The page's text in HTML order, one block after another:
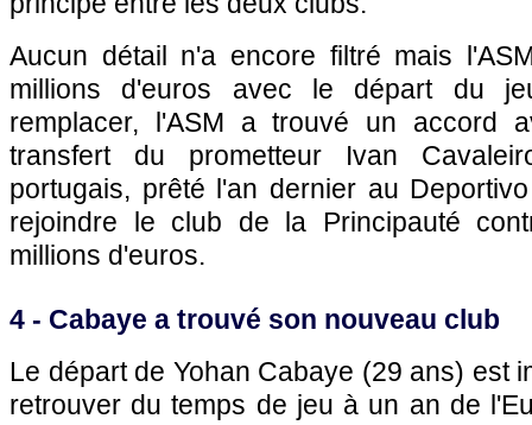
Aucun détail n'a encore filtré mais
millions d'euros avec le départ du
remplacer, l'ASM a trouvé un accord
transfert du prometteur Ivan
portugais, prêté l'an dernier au
rejoindre le club de la Principauté
millions d'euros.
4 - Cabaye a trouvé son nouveau club
Le départ de Yohan Cabaye (29 ans) est
retrouver du temps de jeu à un an de